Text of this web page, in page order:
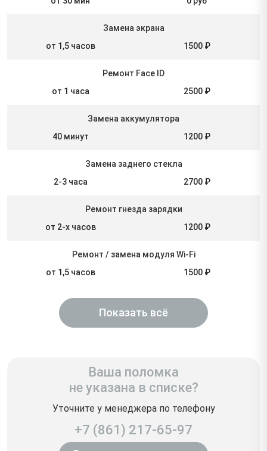
Замена экрана
от 1,5 часов
1500 ₽
Ремонт Face ID
от 1 часа
2500 ₽
Замена аккумулятора
40 минут
1200 ₽
Замена заднего стекла
2-3 часа
2700 ₽
Ремонт гнезда зарядки
от 2-х часов
1200 ₽
Ремонт / замена модуля Wi-Fi
от 1,5 часов
1500 ₽
Показать всё
Ваша поломка
не указана в списке?
Уточните у менеджера по телефону
+7 (861) 217-65-97